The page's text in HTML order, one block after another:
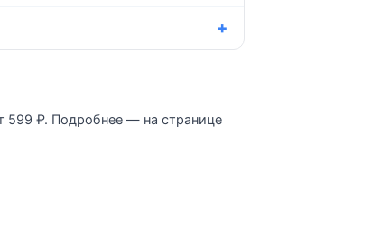
599 ₽. Подробнее — на странице